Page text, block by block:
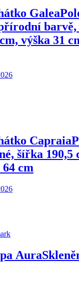
Galea
barvě,
výška 31
Capraia
šířka 190,5
cm
Aura